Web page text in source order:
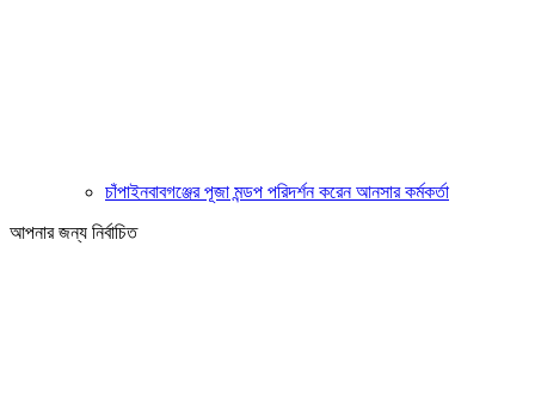
চাঁপাইনবাবগঞ্জের পূজা মন্ডপ পরিদর্শন করেন আনসার কর্মকর্তা
আপনার জন্য নির্বাচিত